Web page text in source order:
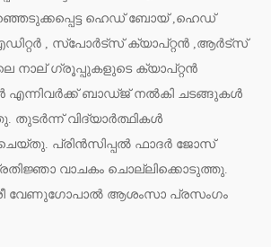
ഹെഡ് ബോയ് ,ഹെഡ്
, സ്പോർട്സ് ക്യാപ്റ്റൻ ,ആർട്സ്
നാല് ഗ്രൂപ്പുകളുടെ ക്യാപ്റ്റൻ
എന്നിവർക്ക് ബാഡ്ജ് നൽകി ചടങ്ങുകൾ
തുടർന്ന് വിദ്യാർത്ഥികൾ
പ്രിൻസിപ്പൽ ഫാദർ ജോസ്
പ്രതിജ്ഞാ വാചകം ചൊല്ലിക്കൊടുത്തു.
വേണുഗോപാൽ ആശംസാ പ്രസംഗം